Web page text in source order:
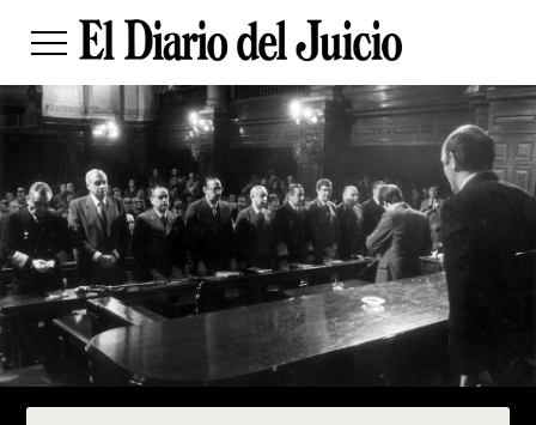
FOTOGALERÍAS
MULTIMEDIA
EL DIARIO HISTÓRICO